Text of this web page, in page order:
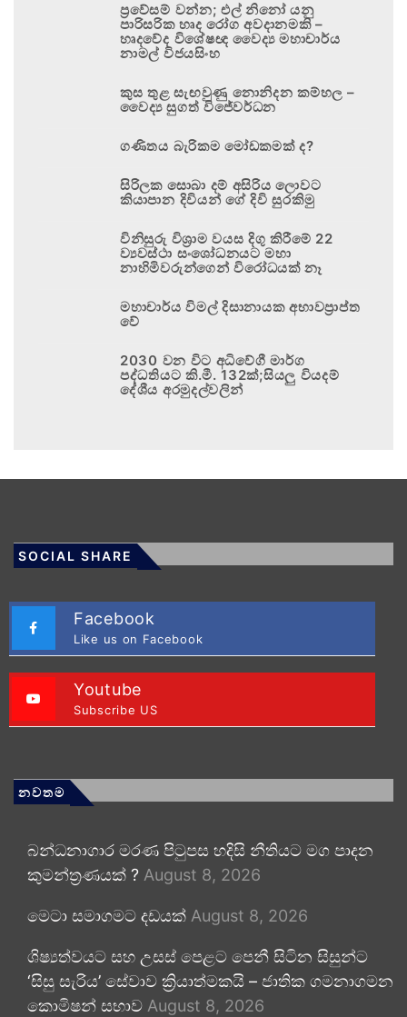
ප්‍රවේසම් වන්න; එල් නිනෝ යනු
පාරිසරික හෘද රෝග අවදානමකි –
හෘදවේද විශේෂඥ වෛද්‍ය මහාචාර්ය
නාමල් විජයසිංහ
කුස තුළ සැඟවුණු නොනිදන කම්හල –
වෛද්‍ය සුගත් විජේවර්ධන
ගණිතය බැරිකම මෝඩකමක් ද?
සිරිලක සොබා දම් අසිරිය ලොවට
කියාපාන දිවියන් ගේ දිවි සුරකිමු
විනිසුරු විශ්‍රාම වයස දිගු කිරීමේ 22
ව්‍යවස්ථා සංශෝධනයට මහා
නාහිමිවරුන්ගෙන් විරෝධයක් නෑ
මහාචාර්ය විමල් දිසානායක අභාවප්‍රාප්ත
වේ
2030 වන විට අධිවේගී මාර්ග
පද්ධතියට කි.මී. 132ක්;සියලු වියදම්
දේශීය අරමුදල්වලින්
SOCIAL SHARE
Facebook
Like us on Facebook
Youtube
Subscribe US
නවතම
බන්ධනාගාර මරණ පිටුපස හදිසි නීතියට මග පාදන
කුමන්ත්‍රණයක් ? August 8, 2026
මෙටා සමාගමට දඩයක් August 8, 2026
ශිෂ්‍යත්වයට සහ උසස් පෙළට පෙනී සිටින සිසුන්ට
‘සිසු සැරිය’ සේවාව ක්‍රියාත්මකයි – ජාතික ගමනාගමන
කොමිෂන් සභාව August 8, 2026